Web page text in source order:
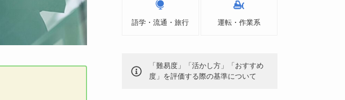
語学・流通・旅行 運転・作業系
「難易度」「活かし方」「おすすめ
度」を評価する際の基準について